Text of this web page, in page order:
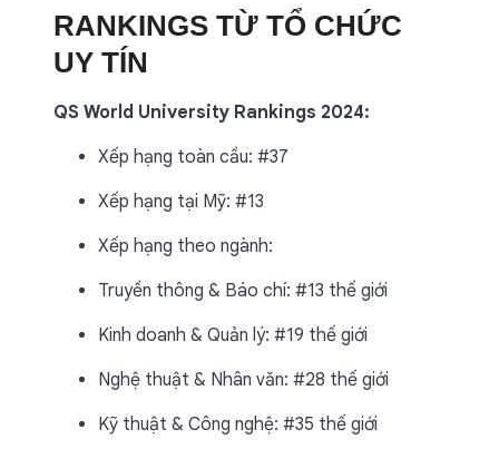
RANKINGS TỪ TỔ CHỨC
UY TÍN
QS World University Rankings 2024:
Xếp hạng toàn cầu: #37
Xếp hạng tại Mỹ: #13
Xếp hạng theo ngành:
Truyền thông & Báo chí: #13 thế giới
Kinh doanh & Quản lý: #19 thế giới
Nghệ thuật & Nhân văn: #28 thế giới
Kỹ thuật & Công nghệ: #35 thế giới